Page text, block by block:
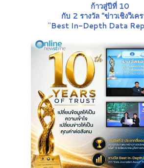
ก้าวสู่ปีที่ 10
กับ 2 รางวัล "ข่าวเชิงวิเค
"Best In-Depth Data